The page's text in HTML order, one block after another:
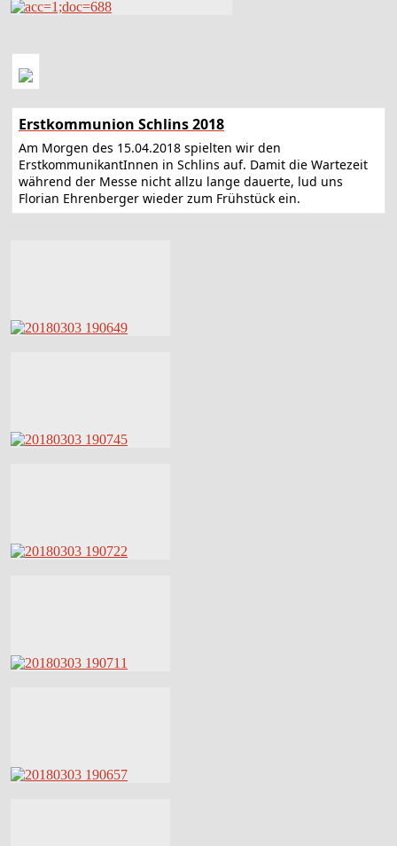
Erstkommunion Schlins 2018
Am Morgen des 15.04.2018 spielten wir den
ErstkommunikantInnen in Schlins auf. Damit die Wartezeit
während der Messe nicht allzu lange dauerte, lud uns
Florian Ehrenberger wieder zum Frühstück ein.